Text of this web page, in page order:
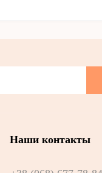
Наши контакты